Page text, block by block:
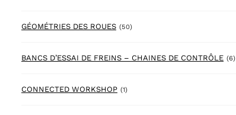
GÉOMÉTRIES DES ROUES (50)50 products
BANCS D’ESSAI DE FREINS – CHAINES DE CONTRÔLE (6)
CONNECTED WORKSHOP (1)1 product